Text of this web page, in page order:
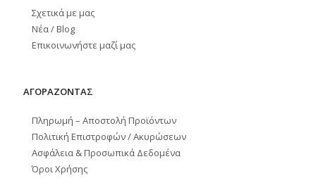
Σχετικά με μας
Νέα / Blog
Επικοινωνήστε μαζί μας
ΑΓΟΡΑΖΟΝΤΑΣ
Πληρωμή – Αποστολή Προϊόντων
Πολιτική Επιστροφών / Ακυρώσεων
Ασφάλεια & Προσωπικά Δεδομένα
Όροι Χρήσης